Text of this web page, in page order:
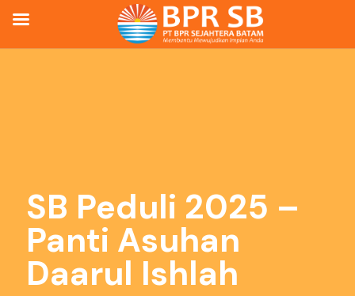
SB Peduli 2025 –
Panti Asuhan
Daarul Ishlah